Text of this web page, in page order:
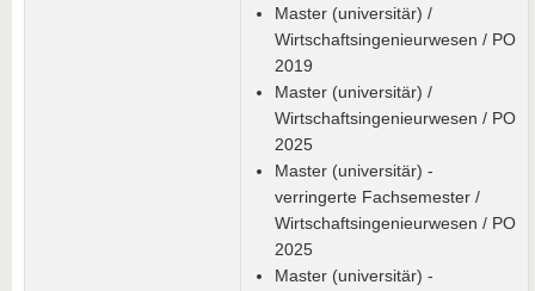
Master (universitär) /
Wirtschaftsingenieurwesen / PO
2019
Master (universitär) /
Wirtschaftsingenieurwesen / PO
2025
Master (universitär) -
verringerte Fachsemester /
Wirtschaftsingenieurwesen / PO
2025
Master (universitär) -